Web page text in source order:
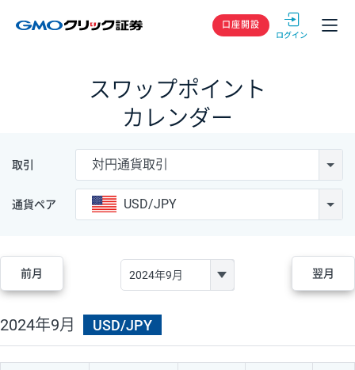
GMOクリック
口座開設
スワップポイント
カレンダー
取引 対円通貨取引
通貨ペア USD/JPY
前月 翌月
2024年9月 USD/JPY